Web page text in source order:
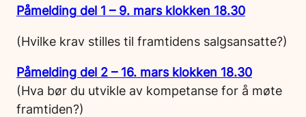
Påmelding del 1 – 9. mars klokken 18.30
(Hvilke krav stilles til framtidens salgsansatte?)
Påmelding del 2 – 16. mars klokken 18.30
(Hva bør du utvikle av kompetanse for å møte
framtiden?)